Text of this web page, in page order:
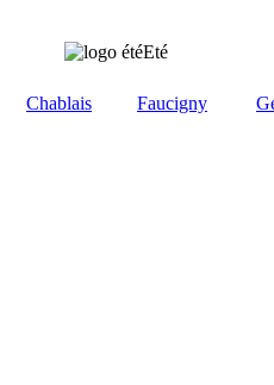
Eté
Chablais Faucigny